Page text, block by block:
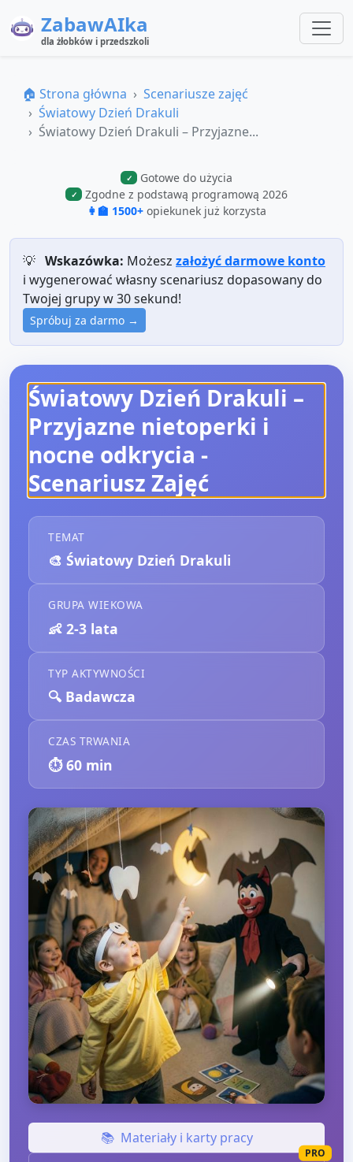
ZabawAIka
dla żłobków i przedszkoli
🏠 Strona główna
Scenariusze zajęć
Światowy Dzień Drakuli
Światowy Dzień Drakuli – Przyjazne...
✓ Gotowe do użycia
✓
Zgodne z podstawą programową 2026
👩‍🏫 1500+ opiekunek już korzysta
💡 Wskazówka: Możesz założyć darmowe konto
i wygenerować własny scenariusz dopasowany do
Twojej grupy w 30 sekund!
Spróbuj za darmo →
Światowy Dzień Drakuli –
Przyjazne nietoperki i
nocne odkrycia -
Scenariusz Zajęć
TEMAT
🎨 Światowy Dzień Drakuli
GRUPA WIEKOWA
👶 2-3 lata
TYP AKTYWNOŚCI
🔍 Badawcza
CZAS TRWANIA
⏱️60 min
📚 Materiały i karty pracy
PRO